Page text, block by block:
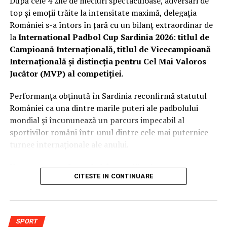
top și emoții trăite la intensitate maximă, delegația
României s-a întors în țară cu un bilanț extraordinar de
laInternational Padbol Cup Sardinia 2026:titlul de
Campioană Internațională, titlul de Vicecampioană
Internațională și distincția pentru Cel Mai Valoros
Jucător (MVP) al competiției.
Performanța obținută în Sardinia reconfirmă statutul
României ca una dintre marile puteri ale padbolului
mondial și încununează un parcurs impecabil al
sportivilor români într-unul dintre cele mai puternice
turnee internaționale ale anului.
Un parcurs perfect până în semifinale
România a participat la competiție cu două echipe,
alcătuite din sportivi legitimați la trei dintre cele mai
performante cluburi de padbol din țară.
CITESTE IN CONTINUARE
SPORT